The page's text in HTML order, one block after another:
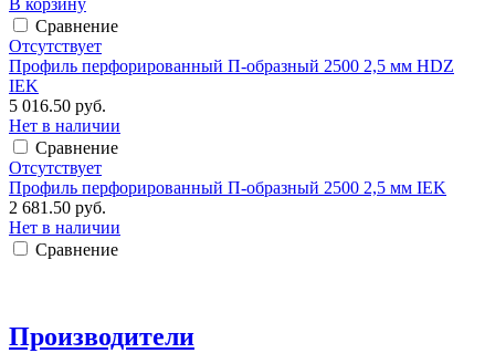
Сравнение
Отсутствует
Профиль перфорированный П-образный 2500 2,5 мм HDZ
IEK
5 016.50 руб.
Нет в наличии
Сравнение
Отсутствует
Профиль перфорированный П-образный 2500 2,5 мм IEK
2 681.50 руб.
Нет в наличии
Сравнение
Производители